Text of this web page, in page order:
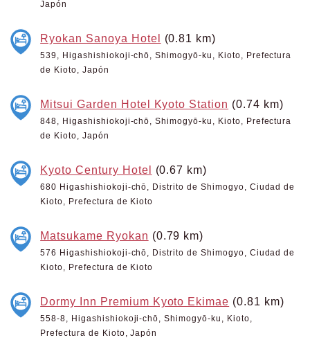
Japón
Ryokan Sanoya Hotel (0.81 km)
539, Higashishiokoji-chō, Shimogyō-ku, Kioto, Prefectura
de Kioto, Japón
Mitsui Garden Hotel Kyoto Station (0.74 km)
848, Higashishiokoji-chō, Shimogyō-ku, Kioto, Prefectura
de Kioto, Japón
Kyoto Century Hotel (0.67 km)
680 Higashishiokoji-chō, Distrito de Shimogyo, Ciudad de
Kioto, Prefectura de Kioto
Matsukame Ryokan (0.79 km)
576 Higashishiokoji-chō, Distrito de Shimogyo, Ciudad de
Kioto, Prefectura de Kioto
Dormy Inn Premium Kyoto Ekimae (0.81 km)
558-8, Higashishiokoji-chō, Shimogyō-ku, Kioto,
Prefectura de Kioto, Japón